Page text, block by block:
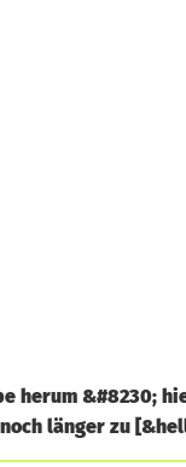
herum &#8230;
länger zu